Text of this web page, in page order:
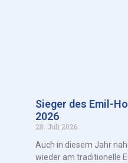
Sieger des Emil-
2026
28. Juli 2026
Auch in diesem Jahr
wieder am traditionelle